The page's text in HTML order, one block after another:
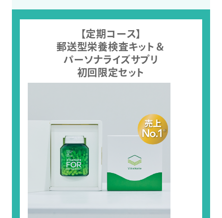
【定期コース】
郵送型栄養検査キット＆
パーソナライズサプリ
初回限定セット